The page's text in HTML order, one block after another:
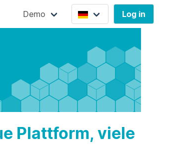
Demo Log in
Plattform, viele